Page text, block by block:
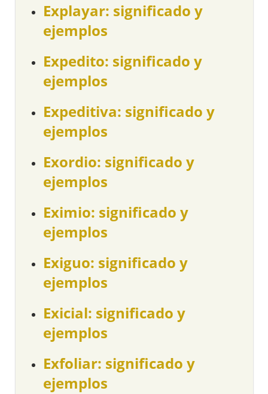
Explayar: significado y
ejemplos
Expedito: significado y
ejemplos
Expeditiva: significado y
ejemplos
Exordio: significado y
ejemplos
Eximio: significado y
ejemplos
Exiguo: significado y
ejemplos
Exicial: significado y
ejemplos
Exfoliar: significado y
ejemplos